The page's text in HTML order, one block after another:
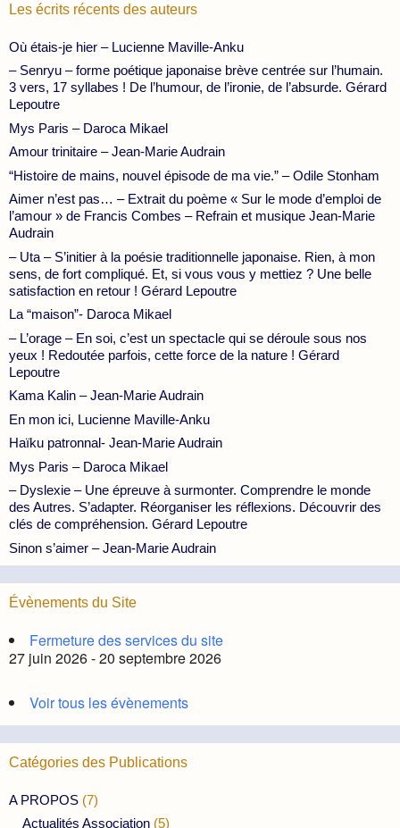
Les écrits récents des auteurs
Où étais-je hier – Lucienne Maville-Anku
– Senryu – forme poétique japonaise brève centrée sur l’humain.
3 vers, 17 syllabes ! De l’humour, de l’ironie, de l’absurde. Gérard
Lepoutre
Mys Paris – Daroca Mikael
Amour trinitaire – Jean-Marie Audrain
“Histoire de mains, nouvel épisode de ma vie.” – Odile Stonham
Aimer n’est pas… – Extrait du poème « Sur le mode d’emploi de
l’amour » de Francis Combes – Refrain et musique Jean-Marie
Audrain
– Uta – S’initier à la poésie traditionnelle japonaise. Rien, à mon
sens, de fort compliqué. Et, si vous vous y mettiez ? Une belle
satisfaction en retour ! Gérard Lepoutre
La “maison”- Daroca Mikael
– L’orage – En soi, c’est un spectacle qui se déroule sous nos
yeux ! Redoutée parfois, cette force de la nature ! Gérard
Lepoutre
Kama Kalin – Jean-Marie Audrain
En mon ici, Lucienne Maville-Anku
Haïku patronnal- Jean-Marie Audrain
Mys Paris – Daroca Mikael
– Dyslexie – Une épreuve à surmonter. Comprendre le monde
des Autres. S’adapter. Réorganiser les réflexions. Découvrir des
clés de compréhension. Gérard Lepoutre
Sinon s’aimer – Jean-Marie Audrain
Évènements du Site
Fermeture des services du site
27 juin 2026 - 20 septembre 2026
Voir tous les évènements
Catégories des Publications
A PROPOS (7)
Actualités Association (5)